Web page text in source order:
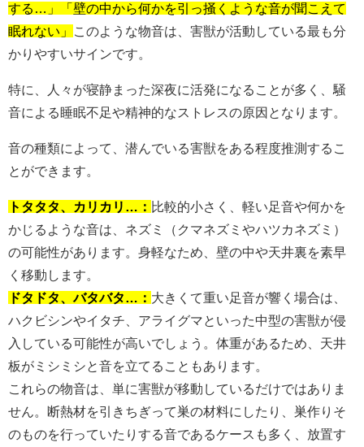
する…」「壁の中から何かを引っ掻くような音が聞こえて
眠れない」
このような物音は、害獣が活動している最も分
かりやすいサインです。
特に、人々が寝静まった深夜に活発になることが多く、騒
音による睡眠不足や精神的なストレスの原因となります。
音の種類によって、潜んでいる害獣をある程度推測するこ
とができます。
トタタタ、カリカリ…： 比較的小さく、軽い足音や何かを
かじるような音は、ネズミ（クマネズミやハツカネズミ）
の可能性があります。身軽なため、壁の中や天井裏を素早
く移動します。
ドタドタ、バタバタ…： 大きくて重い足音が響く場合は、
ハクビシンやイタチ、アライグマといった中型の害獣が侵
入している可能性が高いでしょう。体重があるため、天井
板がミシミシと音を立てることもあります。
これらの物音は、単に害獣が移動しているだけではありま
せん。断熱材を引きちぎって巣の材料にしたり、巣作りそ
のものを行っていたりする音であるケースも多く、放置す